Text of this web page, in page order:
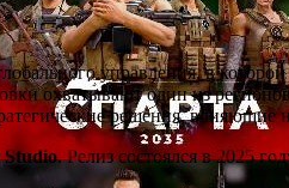
управления, в
охватывают один из
решения, влияющие
. Релиз состоялся в 2025